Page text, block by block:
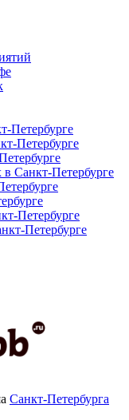
Петербурге
Петербурге
Санкт-Петербурге
Петербурге
Петербурге
Санкт-Петербурга